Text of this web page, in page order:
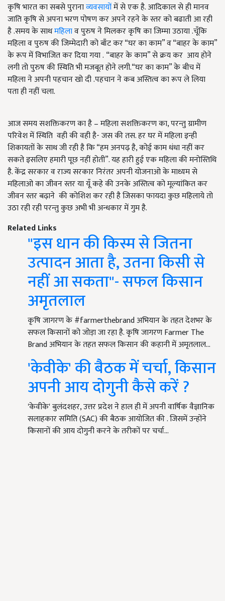
कृषि भारत का सबसे पुरानाव्यवसायोंमें से एक है. आदिकाल से ही मानव
जाति कृषि से अपना भरण पोषण कर अपने रहने के स्तर को बढाती आ रही
है .समय के साथमहिलाव पुरुष ने मिलकर कृषि का जिम्मा उठाया .चूँकि
महिला व पुरुष की जिम्मेदारी को बाँट कर “घर का काम” व “बाहर के काम”
के रूप में विभाजित कर दिया गया . “बाहर के काम” से क्रय कर आय होने
लगी तो पुरुष की स्थिति भी मजबूत होने लगी.“घर का काम” के बीच में
महिला ने अपनी पहचान खो दी .पहचान ने कब अस्तित्व का रूप ले लिया
पता ही नहीं चला.
आज समय सशक्तिकरण का है – महिला सशक्तिकरण का, परन्तु ग्रामीण
परिवेश में स्थिति वही की वही है- जस की तस. हर घर में महिला इन्ही
शिकायतों के साथ जी रही है कि “हम अनपढ़ है, कोई काम धंधा नहीं कर
सकते इसलिए हमारी पूछ नहीं होती”. यह हारी हुई एक महिला की मनोस्तिथि
है. केंद्र सरकार व राज्य सरकार निरंतर अपनी योजनाओ के माध्यम से
महिलाओ का जीवन स्तर या यूँ कहे की उनके अस्तित्व को मूल्यांकित कर
जीवन स्तर बढ़ाने की कोशिश कर रही है जिसका फायदा कुछ महिलाये तो
उठा रही रही परन्तु कुछ अभी भी अन्धकार में गुम है.
Related Links
"इस धान की किस्म से जितना
उत्पादन आता है, उतना किसी से
नहीं आ सकता"- सफल किसान
अमृतलाल
कृषि जागरण के #farmerthebrand अभियान के तहत देशभर के
सफल किसानों को जोड़ा जा रहा है. कृषि जागरण Farmer The
Brand अभियान के तहत सफल किसान की कहानी में अमृतलाल…
'केवीके' की बैठक में चर्चा, किसान
अपनी आय दोगुनी कैसे करें ?
'केवीके' बुलंदशहर, उत्तर प्रदेश ने हाल ही में अपनी वार्षिक वैज्ञानिक
सलाहकार समिति (SAC) की बैठक आयोजित की . जिसमें उन्होंने
किसानों की आय दोगुनी करने के तरीकों पर चर्चा…